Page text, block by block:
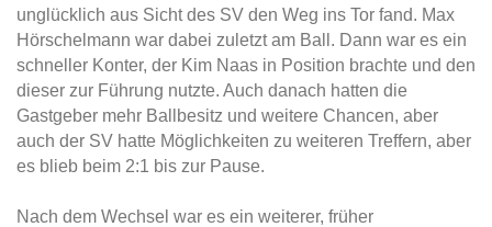
unglücklich aus Sicht des SV den Weg ins Tor fand. Max
Hörschelmann war dabei zuletzt am Ball. Dann war es ein
schneller Konter, der Kim Naas in Position brachte und den
dieser zur Führung nutzte. Auch danach hatten die
Gastgeber mehr Ballbesitz und weitere Chancen, aber
auch der SV hatte Möglichkeiten zu weiteren Treffern, aber
es blieb beim 2:1 bis zur Pause.
Nach dem Wechsel war es ein weiterer, früher